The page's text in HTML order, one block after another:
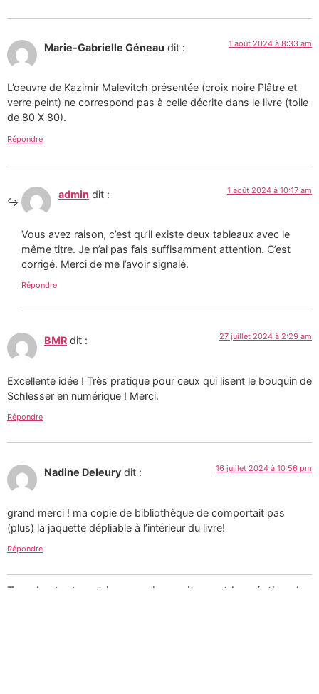
Marie-Gabrielle Géneau dit : 1 août 2024 à 8:33 am
L’oeuvre de Kazimir Malevitch présentée (croix noire Plâtre et
verre peint) ne correspond pas à celle décrite dans le livre (toile
de 80 X 80).
Répondre
admin dit : 1 août 2024 à 10:17 am
Vous avez raison, c’est qu’il existe deux tableaux avec le
même titre. Je n’ai pas fais suffisamment attention. C’est
corrigé. Merci de me l’avoir signalé.
Répondre
BMR dit : 27 juillet 2024 à 2:29 am
Excellente idée ! Très pratique pour ceux qui lisent le bouquin de
Schlesser en numérique ! Merci.
Répondre
Nadine Deleury dit : 16 juillet 2024 à 10:56 pm
grand merci ! ma copie de bibliothèque de comportait pas
(plus) la jaquette dépliable à l’intérieur du livre!
Répondre
Tous les textes et images de ce site sont la création de